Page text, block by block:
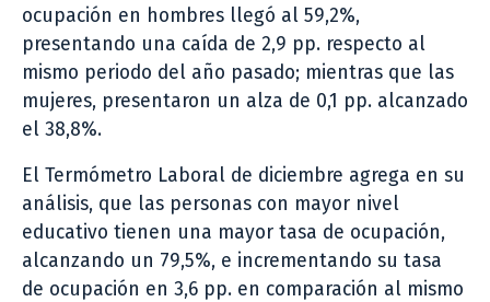
ocupación en hombres llegó al 59,2%,
presentando una caída de 2,9 pp. respecto al
mismo periodo del año pasado; mientras que las
mujeres, presentaron un alza de 0,1 pp. alcanzado
el 38,8%.
El Termómetro Laboral de diciembre agrega en su
análisis, que las personas con mayor nivel
educativo tienen una mayor tasa de ocupación,
alcanzando un 79,5%, e incrementando su tasa
de ocupación en 3,6 pp. en comparación al mismo